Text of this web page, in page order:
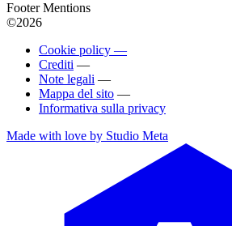
Footer Mentions
©2026
Cookie policy —
Crediti —
Note legali —
Mappa del sito —
Informativa sulla privacy
Made with love by Studio Meta